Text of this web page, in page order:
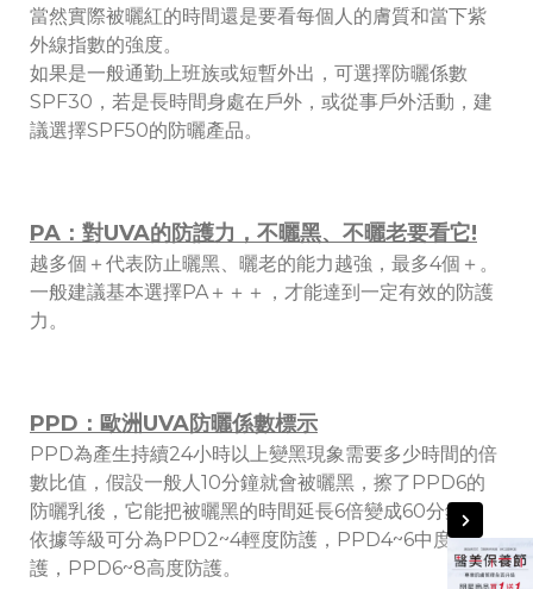
當然實際被曬紅的時間還是要看每個人的膚質和當下紫
外線指數的強度。
如果是一般通勤上班族或短暫外出，可選擇防曬係數
SPF30，若是長時間身處在戶外，或從事戶外活動，建
議選擇SPF50的防曬產品。
PA：對UVA的防護力，不曬黑、不曬老要看它!
越多個＋代表防止曬黑、曬老的能力越強，最多4個＋。
一般建議基本選擇PA＋＋＋，才能達到一定有效的防護
力。
PPD：歐洲UVA防曬係數標示
PPD為產生持續24小時以上變黑現象需要多少時間的倍
數比值，假設一般人10分鐘就會被曬黑，擦了PPD6的
防曬乳後，它能把被曬黑的時間延長6倍變成60分鐘。
依據等級可分為PPD2~4輕度防護，PPD4~6中度防
護，PPD6~8高度防護。